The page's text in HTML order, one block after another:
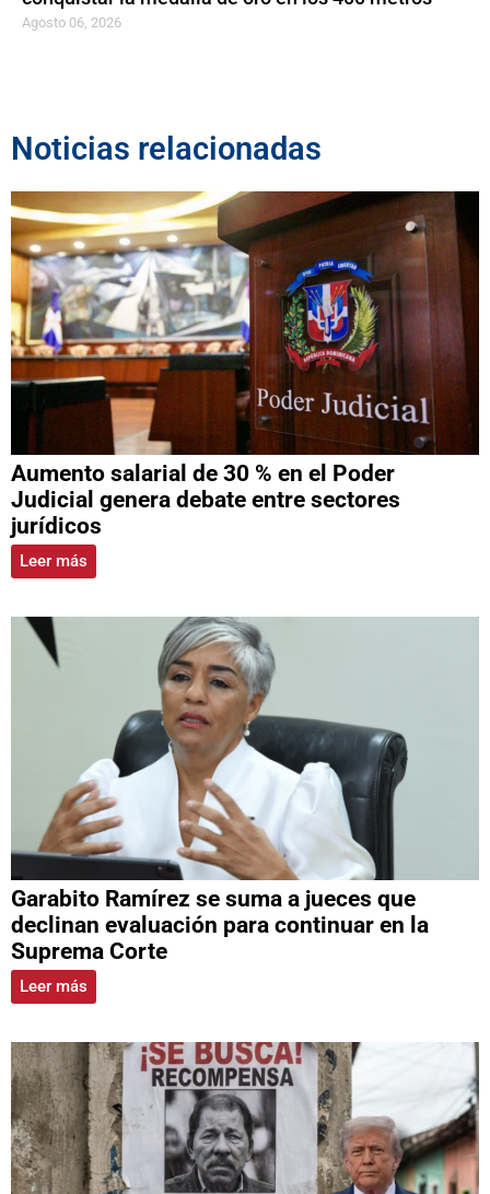
Agosto 06, 2026
Noticias relacionadas
Aumento salarial de 30 % en el Poder
Judicial genera debate entre sectores
jurídicos
Leer más
Garabito Ramírez se suma a jueces que
declinan evaluación para continuar en la
Suprema Corte
Leer más